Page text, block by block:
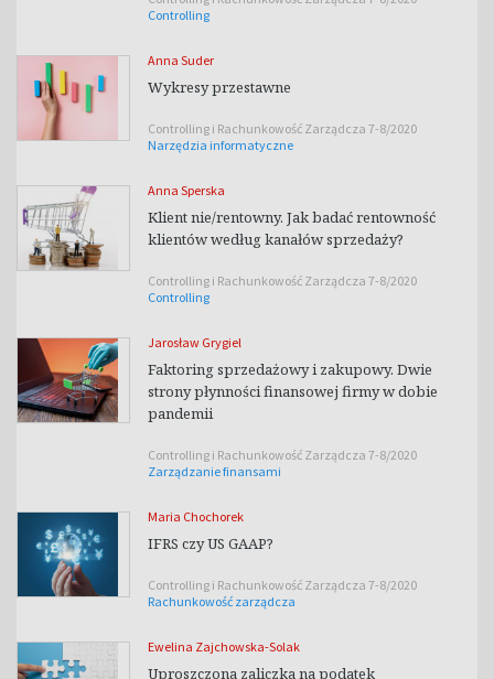
Controlling
Anna Suder
Wykresy przestawne
Controlling i Rachunkowość Zarządcza 7-8/2020
Narzędzia informatyczne
Anna Sperska
Klient nie/rentowny. Jak badać rentowność
klientów według kanałów sprzedaży?
Controlling i Rachunkowość Zarządcza 7-8/2020
Controlling
Jarosław Grygiel
Faktoring sprzedażowy i zakupowy. Dwie
strony płynności finansowej firmy w dobie
pandemii
Controlling i Rachunkowość Zarządcza 7-8/2020
Zarządzanie finansami
Maria Chochorek
IFRS czy US GAAP?
Controlling i Rachunkowość Zarządcza 7-8/2020
Rachunkowość zarządcza
Ewelina Zajchowska-Solak
Uproszczona zaliczka na podatek